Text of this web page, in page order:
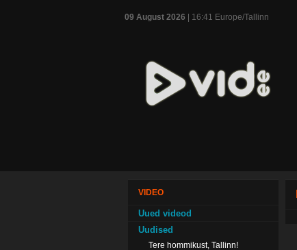
09 August 2026 | 16:41 Europe/Tallinn
VIDEO
Uued videod
Uudised
Tere hommikust, Tallinn!